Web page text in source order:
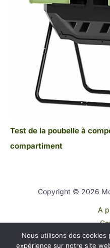
Test de la poubelle à
compartiment
Copyright © 2026
A
Nous utilisons des cookies
expérience sur notre site